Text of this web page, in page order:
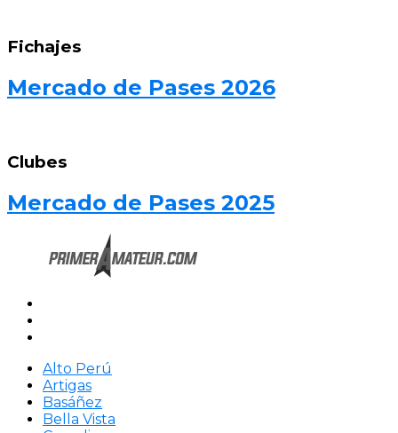
Fichajes
Mercado de Pases 2026
Clubes
Mercado de Pases 2025
Alto Perú
Artigas
Basáñez
Bella Vista